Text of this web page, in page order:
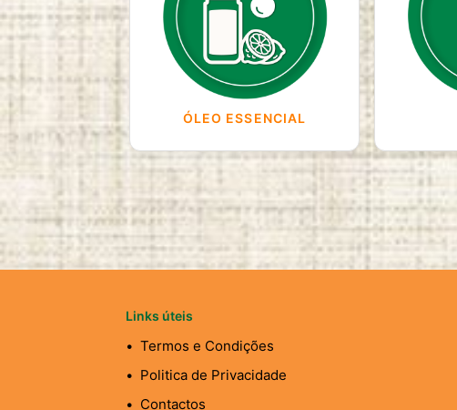
ÓLEO ESSENCIAL
Links úteis
Termos e Condições
Politica de Privacidade
Contactos